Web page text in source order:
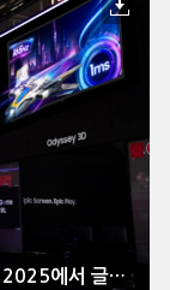
삼성 게이밍 모니터 ‘오디세이’로 게임스컴 2025에서 글로벌 대작 게임 즐긴다